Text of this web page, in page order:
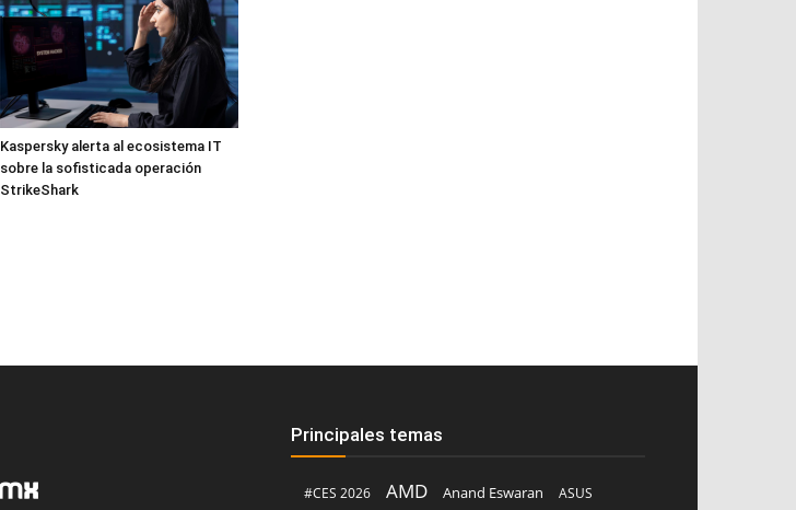
Kaspersky alerta al ecosistema IT
sobre la sofisticada operación
StrikeShark
Principales temas
#CES 2026 AMD Anand Eswaran ASUS